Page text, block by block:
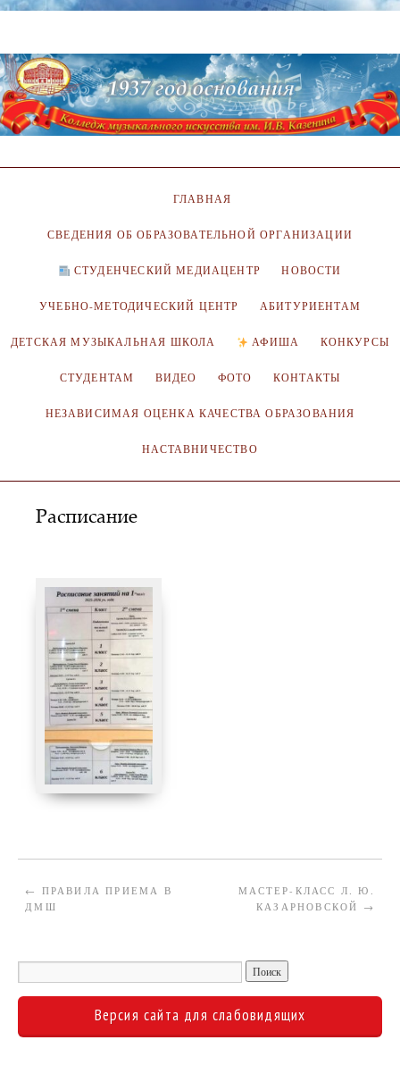
ГЛАВНАЯ
СВЕДЕНИЯ ОБ ОБРАЗОВАТЕЛЬНОЙ ОРГАНИЗАЦИИ
СТУДЕНЧЕСКИЙ МЕДИАЦЕНТР НОВОСТИ
УЧЕБНО-МЕТОДИЧЕСКИЙ ЦЕНТР АБИТУРИЕНТАМ
ДЕТСКАЯ МУЗЫКАЛЬНАЯ ШКОЛА АФИША КОНКУРСЫ
СТУДЕНТАМ ВИДЕО ФОТО КОНТАКТЫ
НЕЗАВИСИМАЯ ОЦЕНКА КАЧЕСТВА ОБРАЗОВАНИЯ
НАСТАВНИЧЕСТВО
Расписание
← ПРАВИЛА ПРИЕМА В
ДМШ
МАСТЕР-КЛАСС Л. Ю.
КАЗАРНОВСКОЙ →
Версия сайта для слабовидящих